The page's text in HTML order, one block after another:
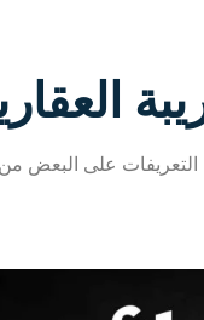
التعريفات على البعض